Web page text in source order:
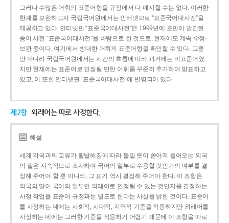
그러나 수많은 어휘의 표준어형을 규정에서 다 예시할 수는 없다. 이러한
한계를 보완하고자 국립국어원에서는 인터넷으로 “표준국어대사전”을
제공하고 있다. 인터넷판 “표준국어대사전”은 1999년에 초판이 발간된
종이 사전 “표준국어대사전”을 바탕으로 한 것으로, 현재에도 계속 수정·
보완 중이다. 여기에서 방대한 어휘의 표준어형을 확인할 수 있다. 그뿐
만 아니라 국립국어원에서는 시간의 흐름에 따라 과거에는 비표준어였
지만 현재에는 표준어로 인정될 만한 어휘를 꾸준히 추가하여 발표하고
있고, 이 또한 인터넷판 “표준국어대사전”에 반영되어 있다.
제2항 외래어는 따로 사정한다.
해설
세계 각국과의 교류가 활발해짐에 따라 물밀 듯이 쏟아져 들어오는 외국
의 말은 지속적으로 조사하여 국어의 일부로 수용할 것인가의 여부를 결
정해 주어야 할 뿐 아니라, 그 표기 역시 결정해 주어야 한다. 이 조항은
외국의 말이 국어의 일부인 외래어로 인정될 수 있는 것인지를 결정하는
사정 작업을 표준어 규정과는 별도로 한다는 사실을 밝힌 것이다. 표준어
를 사정하는 데에는 사회적, 시대적, 지역적 기준을 적용하지만 외래어를
사정하는 데에는 그러한 기준을 적용하기 어렵기 때문에 이 조항을 따로